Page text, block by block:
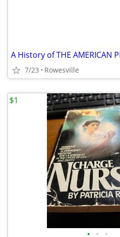
7/23 Rowesville
• • •
$1